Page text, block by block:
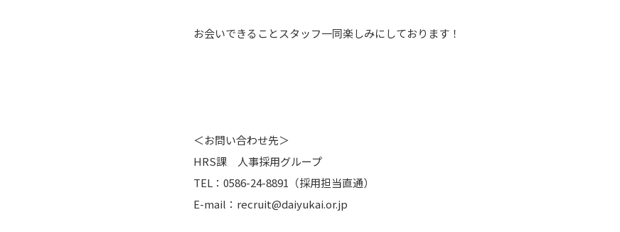
お会いできることスタッフ一同楽しみにしております！
＜お問い合わせ先＞
HRS課 人事採用グループ
TEL：0586-24-8891（採用担当直通）
E-mail：recruit@daiyukai.or.jp